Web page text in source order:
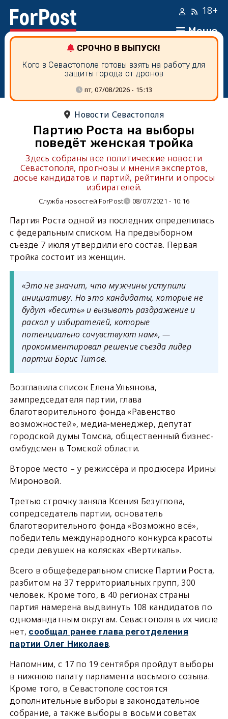
Меню
18+
СРОЧНО В ВЫПУСК!
Кого в Севастополе готовы взять на работу для
защиты города от дронов
пт, 07/08/2026 - 15:13
Новости Севастополя
Партию Роста на выборы
поведёт женская тройка
Здесь собраны все политические новости
Севастополя, прогнозы и мнения экспертов,
досье кандидатов и партий, рейтинги и опросы
избирателей.
Служба новостей ForPost 08/07/2021 - 10:16
Партия Роста одной из последних определилась
с федеральным списком. На предвыборном
съезде 7 июля утвердили его состав. Первая
тройка состоит из женщин.
«Это не значит, что мужчины уступили
инициативу. Но это кандидаты, которые не
будут «бесить» и вызывать раздражение и
раскол у избирателей, которые
потенциально сочувствуют нам», —
прокомментировал решение съезда лидер
партии Борис Титов.
Возглавила список Елена Ульянова,
зампредседателя партии, глава
благотворительного фонда «Равенство
возможностей», медиа-менеджер, депутат
городской думы Томска, общественный бизнес-
омбудсмен в Томской области.
Второе место – у режиссёра и продюсера Ирины
Мироновой.
Третью строчку заняла Ксения Безуглова,
сопредседатель партии, основатель
благотворительного фонда «Возможно всё»,
победитель международного конкурса красоты
среди девушек на колясках «Вертикаль».
Всего в общефедеральном списке Партии Роста,
разбитом на 37 территориальных групп, 300
человек. Кроме того, в 40 регионах страны
партия намерена выдвинуть 108 кандидатов по
одномандатным округам. Севастополя в их числе
нет, сообщал ранее глава реготделения
партии Олег Николаев.
Напомним, с 17 по 19 сентября пройдут выборы
в нижнюю палату парламента восьмого созыва.
Кроме того, в Севастополе состоятся
дополнительные выборы в законодательное
собрание, а также выборы в восьми советах